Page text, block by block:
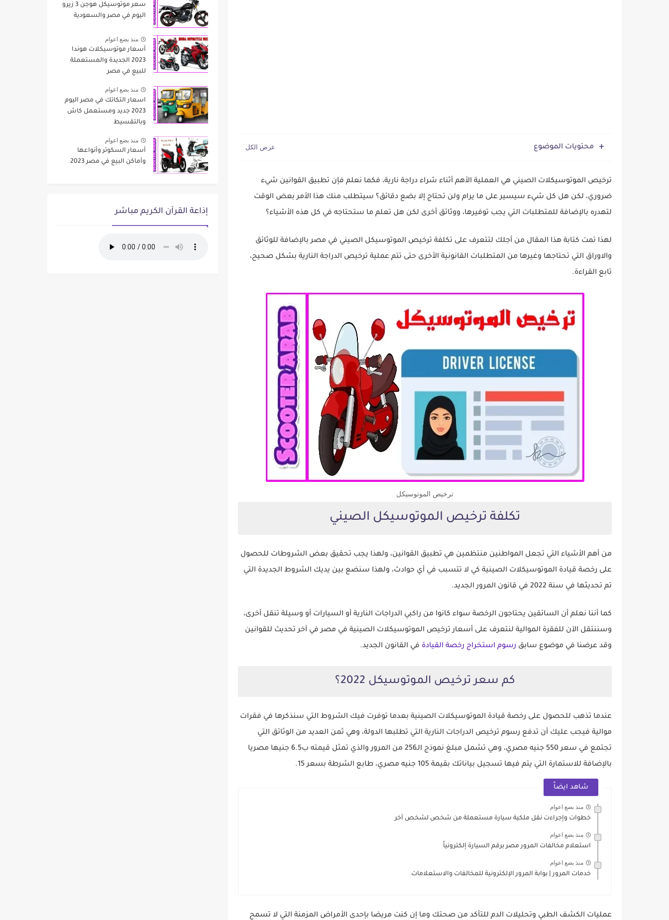
محتويات الموضوع
ترخيص الموتوسيكلات الصيني هي العملية الأهم أثناء شراء دراجة نارية، فكما نعلم فإن تطبيق القوانين شيء
ضروري، لكن هل كل شيء سيسير على ما يرام ولن تحتاج إلا بضع دقائق؟ سيتطلب منك هذا الأمر بعض الوقت
لتهدره بالإضافة للمتطلبات التي يجب توفيرها، ووثائق أخرى لكن هل تعلم ما ستحتاجه في كل هذه الأشياء؟
لهذا تمت كتابة هذا المقال من أجلك لتتعرف على تكلفة ترخيص الموتوسيكل الصيني في مصر بالإضافة للوثائق
والاوراق التي تحتاجها وغيرها من المتطلبات القانونية الأخرى حتى تتم عملية ترخيص الدراجة النارية بشكل صحيح،
تابع القراءة.
ترخيص الموتوسيكل
تكلفة ترخيص الموتوسيكل الصيني
من أهم الأشياء التي تجعل المواطنين منتظمين هي تطبيق القوانين، ولهذا يجب تحقيق بعض الشروطات للحصول
على رخصة قيادة الموتوسيكلات الصينية كي لا تتسبب في أي حوادث، ولهذا سنضع بين يديك الشروط الجديدة التي
تم تحديثها في سنة 2022 في قانون المرور الجديد.
كما أننا نعلم أن السائقين يحتاجون الرخصة سواء كانوا من راكبي الدراجات النارية أو السيارات أو وسيلة تنقل أخرى،
وسننتقل الآن للفقرة الموالية لنتعرف على أسعار ترخيص الموتوسيكلات الصينية في مصر في آخر تحديث للقوانين
وقد عرضنا في موضوع سابق رسوم استخراج رخصة القيادة في القانون الجديد.
كم سعر ترخيص الموتوسيكل 2022؟
عندما تذهب للحصول على رخصة قيادة الموتوسيكلات الصينية بعدما توفرت فيك الشروط التي سنذكرها في فقرات
موالية فيجب عليك أن تدفع رسوم ترخيص الدراجات النارية التي تطلبها الدولة، وهي ثمن العديد من الوثائق التي
تجتمع في سعر 550 جنيه مصري، وهي تشمل مبلغ نموذج الـ256 من المرور والذي تمثل قيمته ب6.5 جنيها مصريا
بالإضافة للاستمارة التي يتم فيها تسجيل بياناتك بقيمة 105 جنيه مصري، طابع الشرطة بسعر 15.
شاهد ايضاً
منذ بضع اعوام
خطوات وإجراءت نقل ملكية سيارة مستعملة من شخص لشخص آخر
منذ بضع اعوام
استعلام مخالفات المرور مصر برقم السيارة إلكترونياً
منذ بضع اعوام
خدمات المرور | بوابة المرور الإلكترونية للمخالفات والاستعلامات
عمليات الكشف الطبي وتحليلات الدم للتأكد من صحتك وما إن كنت مريضا بإحدى الأمراض المزمنة التي لا تسمح
سعر موتوسيكل هوجن 3 زيرو
اليوم في مصر والسعودية
منذ بضع اعوام
أسعار موتوسيكلات هوندا
2023 الجديدة والمستعملة
للبيع في مصر
منذ بضع اعوام
اسعار التكاتك في مصر اليوم
2023 جديد ومستعمل كاش
وبالتقسيط
منذ بضع اعوام
أسعار السكوتر وأنواعها
وأماكن البيع في مصر 2023
إذاعة القرآن الكريم مباشر